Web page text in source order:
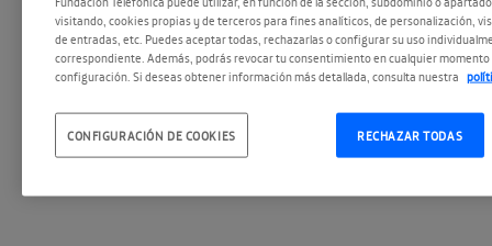
visitando, cookies propias y de terceros para fines analíticos, de personalización,
de entradas, etc. Puedes aceptar todas, rechazarlas o configurar su uso
correspondiente. Además, podrás revocar tu consentimiento en cualquier momento
configuración. Si deseas obtener información más detallada, consulta nuestra
RECHAZAR TODAS
CONFIGURACIÓN DE COOKIES